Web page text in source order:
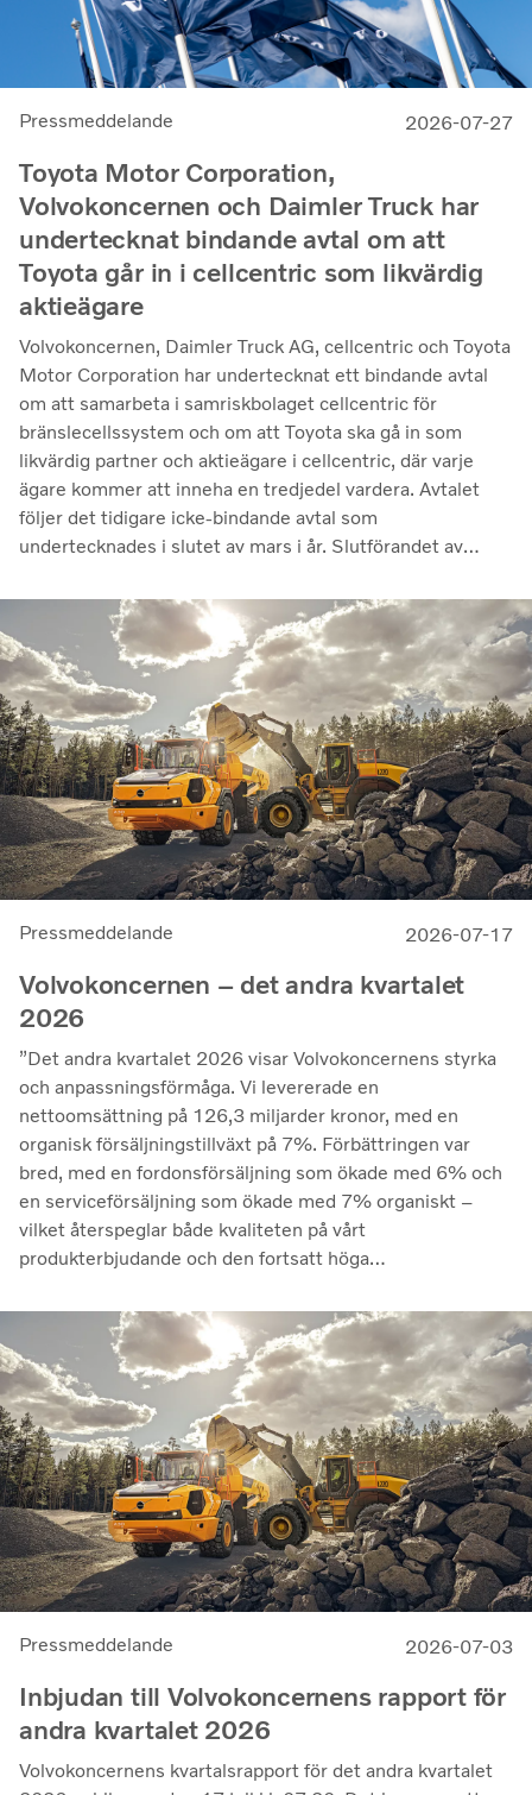
Pressmeddelande 2026-07-27
Toyota Motor Corporation,
Volvokoncernen och Daimler Truck har
undertecknat bindande avtal om att
Toyota går in i cellcentric som likvärdig
aktieägare
Volvokoncernen, Daimler Truck AG, cellcentric och Toyota
Motor Corporation har undertecknat ett bindande avtal
om att samarbeta i samriskbolaget cellcentric för
bränslecellssystem och om att Toyota ska gå in som
likvärdig partner och aktieägare i cellcentric, där varje
ägare kommer att inneha en tredjedel vardera. Avtalet
följer det tidigare icke-bindande avtal som
undertecknades i slutet av mars i år. Slutförandet av
godkännanden erhålls. Genom samarbetet avser parterna
att stärka cellcentrics position som en ledande utvecklare
och producent av bränslecellssystem för tunga
kommersiella tillämpningar.
Pressmeddelande 2026-07-17
Volvokoncernen – det andra kvartalet
2026
”Det andra kvartalet 2026 visar Volvokoncernens styrka
och anpassningsförmåga. Vi levererade en
nettoomsättning på 126,3 miljarder kronor, med en
organisk försäljningstillväxt på 7%. Förbättringen var
bred, med en fordonsförsäljning som ökade med 6% och
en serviceförsäljning som ökade med 7% organiskt –
vilket återspeglar både kvaliteten på vårt
produkterbjudande och den fortsatt höga
marknader. Lönsamheten nådde sin högsta nivå under de
senaste kvartalen. Det justerade rörelseresultatet steg
till 14,8 miljarder kronor (13,5), med en justerad
rörelsemarginal på 11,7%, upp från 11,0% under andra
kvartalet 2025, en utveckling som visar vår förmåga att
generera bra resultat genom konjunkturcykeln”, säger
Martin Lundstedt, vd och koncernchef.
Pressmeddelande 2026-07-03
Inbjudan till Volvokoncernens rapport för
andra kvartalet 2026
Volvokoncernens kvartalsrapport för det andra kvartalet